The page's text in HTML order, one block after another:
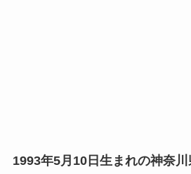
1993年5月10日生まれの神奈